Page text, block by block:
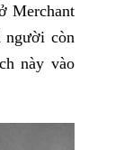
Merchant
người còn
này vào